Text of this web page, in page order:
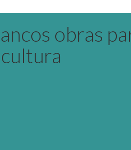
obras